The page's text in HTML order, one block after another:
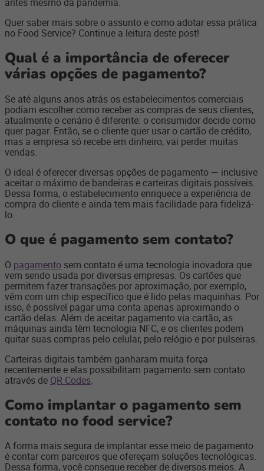
Quer saber mais sobre o assunto e como adotar essa prática
no Food Service? Continue a leitura deste post!
Qual é a importância de oferecer
várias opções de pagamento?
Se até alguns anos atrás os estabelecimentos comerciais
podiam escolher como receber as compras de seus clientes,
atualmente o cenário é diferente: o consumidor decide como
quer pagar. Então, se o cliente quer usar o cartão de crédito,
mas a empresa só recebe em dinheiro, vai perder muitas
vendas.
O ideal é oferecer diversas opções de pagamento — inclusive
aceitar o máximo de bandeiras e carteiras digitais possíveis.
Dessa forma, o estabelecimento enriquece a experiência de
compra do cliente e ainda tem mais facilidade para fidelizá-
lo.
O que é pagamento sem contato?
O pagamento sem contato é uma tecnologia inovadora que
vem sendo usada por diversas empresas. Os cartões que
permitem fazer transações por aproximação, por exemplo,
vêm com um chip específico que é lido pelas maquinhas. Por
isso, é possível pagar uma conta apenas aproximando o
cartão delas. Além de aceitar pagamento via cartão, as
máquinas ainda têm tecnologia NFC, e os clientes podem
quitar suas compras pelo celular, pelo relógio e por pulseiras.
Carteiras digitais também ganharam muita força
recentemente e elas possibilitam pagamento sem contato
através de QR Codes.
Como implantar o pagamento sem
contato no food service?
A forma mais segura de implantar esse meio de pagamento
é contar com parceiros que ofereçam soluções tecnológicas.
Dessa forma, você consegue receber de diversos meios. A